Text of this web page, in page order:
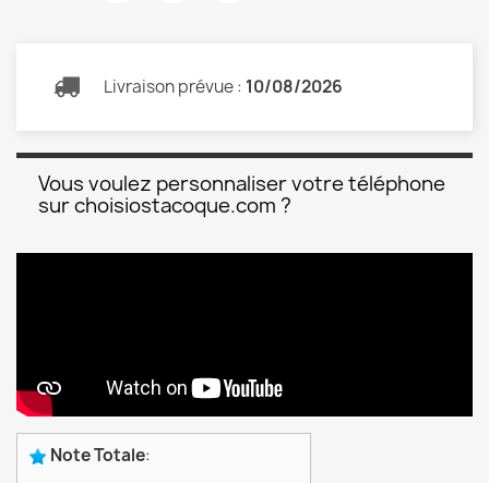
Livraison prévue : 10/08/2026
Vous voulez personnaliser votre téléphone
sur choisiostacoque.com ?
Note Totale: